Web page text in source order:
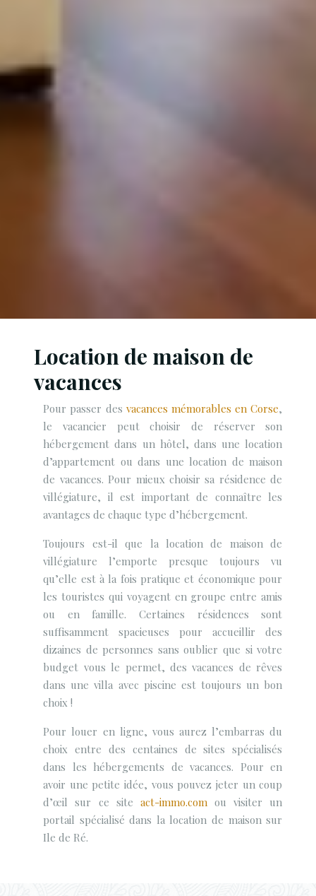
Location de maison de
vacances
Pour passer des vacances mémorables en Corse,
le vacancier peut choisir de réserver son
hébergement dans un hôtel, dans une location
d’appartement ou dans une location de maison
de vacances. Pour mieux choisir sa résidence de
villégiature, il est important de connaître les
avantages de chaque type d’hébergement.
Toujours est-il que la location de maison de
villégiature l’emporte presque toujours vu
qu’elle est à la fois pratique et économique pour
les touristes qui voyagent en groupe entre amis
ou en famille. Certaines résidences sont
suffisamment spacieuses pour accueillir des
dizaines de personnes sans oublier que si votre
budget vous le permet, des vacances de rêves
dans une villa avec piscine est toujours un bon
choix !
Pour louer en ligne, vous aurez l’embarras du
choix entre des centaines de sites spécialisés
dans les hébergements de vacances. Pour en
avoir une petite idée, vous pouvez jeter un coup
d’œil sur ce site act-immo.comou visiter un
portail spécialisé dans la location de maison sur
Ile de Ré.